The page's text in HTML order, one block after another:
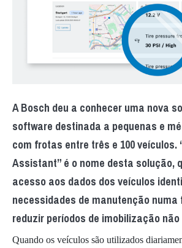
A Bosch deu a conhecer uma nova
software destinada a pequenas e
com frotas entre três e 100 veículos.
Assistant” é o nome desta solução,
acesso aos dados dos veículos
necessidades de manutenção
reduzir períodos de imobilização
Quando os veículos são utilizados